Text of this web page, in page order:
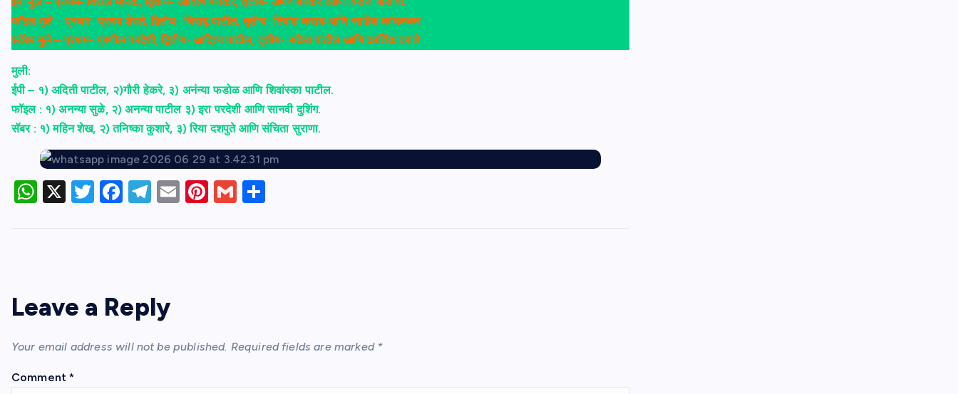
फॉइल मुले – प्रथम- प्रणव डेरले, द्वितीय- चिरायू पाटील, तृतीय- रियांश कराड आणि साहिल कांदळकर
स्टॅबर मुले – प्रथम- प्रणील परदेशी, द्वितीय- आदित्य पाटील, तृतीय- संकेत पाटील आणि कार्तिक वराडे.
मुली:
ईपी – १) अदिती पाटील, २)गौरी हेकरे, ३) अनंन्या फडोळ आणि शिवांस्का पाटील.
फॉइल : १) अनन्या सुळे, २) अनन्या पाटील ३) इरा परदेशी आणि सानवी दुशिंग.
सॅबर : १) महिन शेख, २) तनिष्का कुशारे, ३) रिया दशपुते आणि संचिता सुराणा.
W
p
X
T
F
o
k
T
m
E
Pi G
Leave a Reply
Your email address will not be published. Required fields are marked *
Comment*